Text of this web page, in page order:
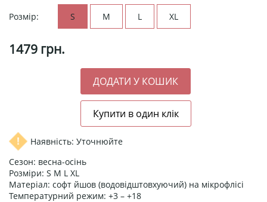
Розмір: S M L XL
1479 грн.
Наявність: Уточнюйте
Сезон: весна-осінь
Розміри: S M L XL
Матеріал: софт йшов (водовідштовхуючий) на мікрофлісі
Температурний режим: +3 – +18